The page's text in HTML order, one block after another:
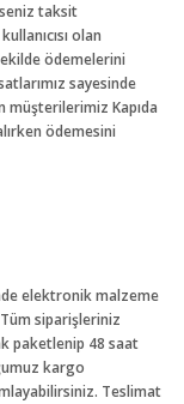
taksit
olan
ödemelerini
sayesinde
müşterilerimiz Kapıda
ödemesini
elektronik malzeme
siparişleriniz
paketlenip 48 saat
kargo
Teslimat